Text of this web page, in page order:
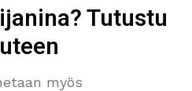
Tutustu
myös